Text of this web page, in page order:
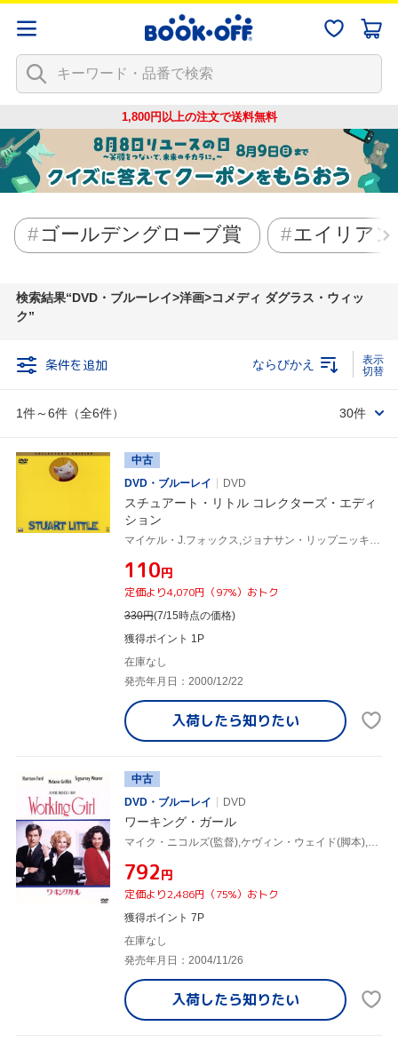
1,800円以上の注文で送料無料
ゴールデングローブ賞 エイリアン
検索結果 DVD・ブルーレイ>洋画>コメディ ダグラス・ウィッ
ク
条件を追加
1件～6件（全6件）
ならびかえ
30件
中古
DVD・ブルーレイ
DVD
スチュアート・リトル コレクターズ・エディ
ション
¥110円
定価より4,070円（97%）おトク
330円(7/15時点の価格)
獲得ポイント 1P
在庫なし
発売年月日：2000/12/22
入荷したら知りたい
中古
DVD・ブルーレイ
DVD
ワーキング・ガール
¥792円
定価より2,486円（75%）おトク
獲得ポイント 7P
在庫なし
発売年月日：2004/11/26
入荷したら知りたい